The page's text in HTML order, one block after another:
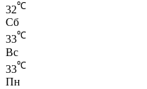
32℃
Сб
33℃
Вс
33℃
Пн